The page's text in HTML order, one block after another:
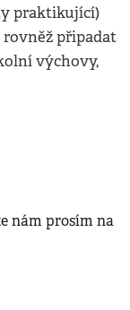
praktikující)
připadat
výchovy,
nám prosím na